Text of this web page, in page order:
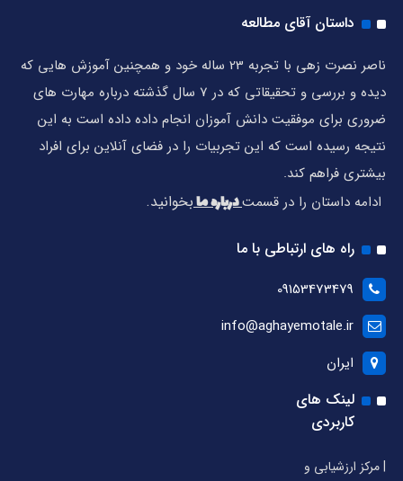
داستان آقای مطالعه
ناصر نصرت زهی با تجربه 23 ساله خود و همچنین آموزش هایی که
دیده و بررسی و تحقیقاتی که در 7 سال گذشته درباره مهارت های
ضروری برای موفقیت دانش آموزان انجام داده داده است به این
نتیجه رسیده است که این تجربیات را در فضای آنلاین برای افراد
بیشتری فراهم کند.
ادامه داستان را در قسمتدرباره مابخوانید.
راه های ارتباطی با ما
09153473479
info@aghayemotale.ir
ایران
لینک های
کاربردی
| مرکز ارزشیابی و